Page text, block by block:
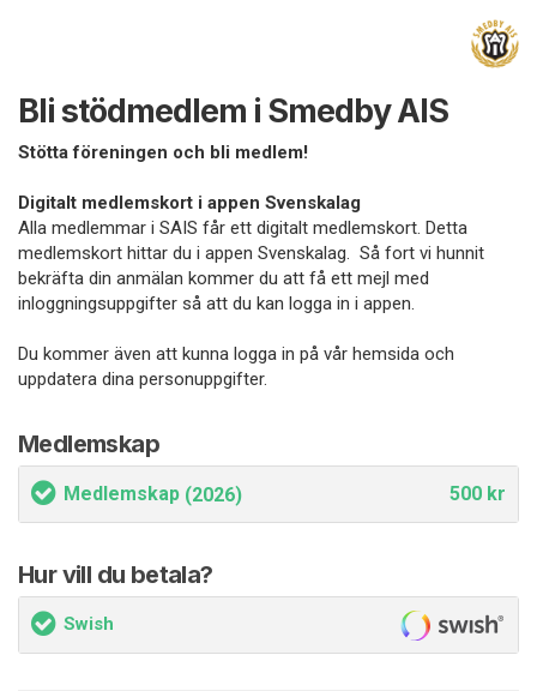
Bli stödmedlem i Smedby AIS
Stötta föreningen och bli medlem!
Digitalt medlemskort i appen Svenskalag
Alla medlemmar i SAIS får ett digitalt medlemskort. Detta
medlemskort hittar du i appen Svenskalag. Så fort vi hunnit
bekräfta din anmälan kommer du att få ett mejl med
inloggningsuppgifter så att du kan logga in i appen.
Du kommer även att kunna logga in på vår hemsida och
uppdatera dina personuppgifter.
Medlemskap
Medlemskap (2026) 500 kr
Hur vill du betala?
Swish